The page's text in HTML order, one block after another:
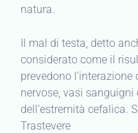
natura.
Il mal di testa, detto
considerato come il
prevedono
nervose, vasi
dell’estremità cefalica.
Trastevere